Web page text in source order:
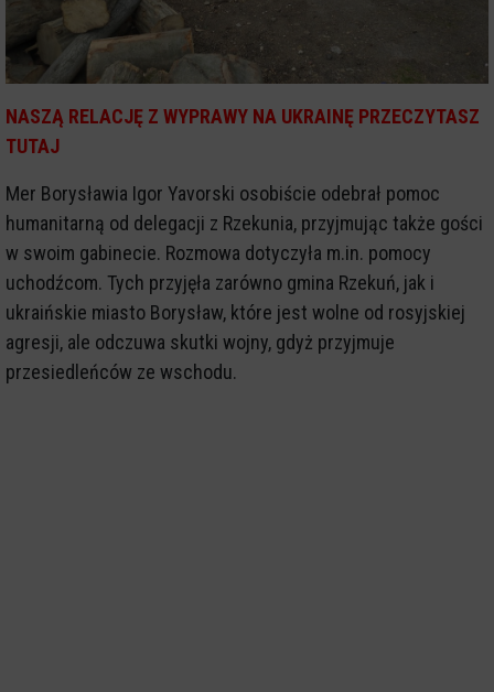
NASZĄ RELACJĘ Z WYPRAWY NA UKRAINĘ PRZECZYTASZ
TUTAJ
Mer Borysławia Igor Yavorski osobiście odebrał pomoc
humanitarną od delegacji z Rzekunia, przyjmując także gości
w swoim gabinecie. Rozmowa dotyczyła m.in. pomocy
uchodźcom. Tych przyjęła zarówno gmina Rzekuń, jak i
ukraińskie miasto Borysław, które jest wolne od rosyjskiej
agresji, ale odczuwa skutki wojny, gdyż przyjmuje
przesiedleńców ze wschodu.